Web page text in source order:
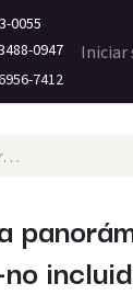
0055
0947​
7412
Iniciar